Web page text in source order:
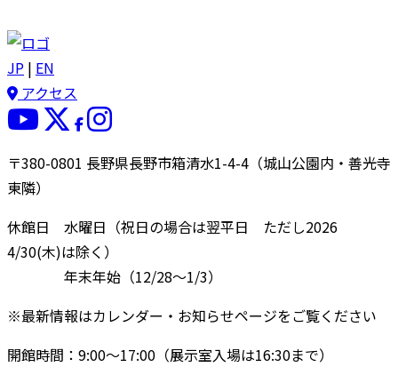
JP | EN
アクセス
〒380-0801 長野県長野市箱清水1-4-4（城山公園内・善光寺
東隣）
休館日 水曜日（祝日の場合は翌平日 ただし2026
4/30(木)は除く）
年末年始（12/28〜1/3）
※最新情報はカレンダー・お知らせページをご覧ください
開館時間：9:00〜17:00（展示室入場は16:30まで）